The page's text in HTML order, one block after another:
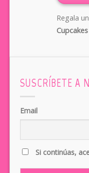
Regala
SUSCRÍBETE A
Email
Si continúas,